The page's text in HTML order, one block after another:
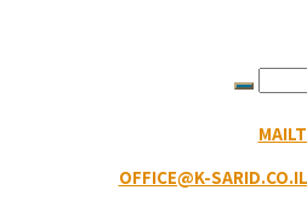
OFFICE@K-SARID.CO.IL